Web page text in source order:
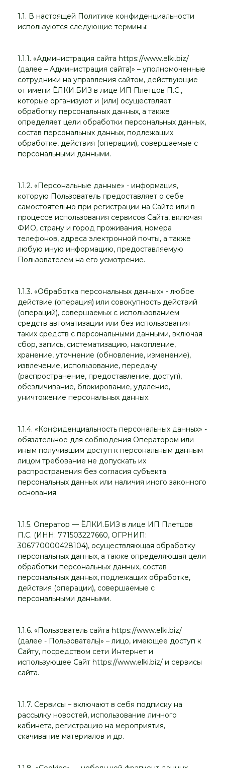
1.1. В настоящей Политике конфиденциальности
используются следующие термины:
1.1.1. «Администрация сайта https://www.elki.biz/
(далее – Администрация сайта)» – уполномоченные
сотрудники на управления сайтом, действующие
от имени ЁЛКИ.БИЗ в лице ИП Плетцов П.С.,
которые организуют и (или) осуществляет
обработку персональных данных, а также
определяет цели обработки персональных данных,
состав персональных данных, подлежащих
обработке, действия (операции), совершаемые с
персональными данными.
1.1.2. «Персональные данные» - информация,
которую Пользователь предоставляет о себе
самостоятельно при регистрации на Сайте или в
процессе использования сервисов Сайта, включая
ФИО, страну и город проживания, номера
телефонов, адреса электронной почты, а также
любую иную информацию, предоставляемую
Пользователем на его усмотрение.
1.1.3. «Обработка персональных данных» - любое
действие (операция) или совокупность действий
(операций), совершаемых с использованием
средств автоматизации или без использования
таких средств с персональными данными, включая
сбор, запись, систематизацию, накопление,
хранение, уточнение (обновление, изменение),
извлечение, использование, передачу
(распространение, предоставление, доступ),
обезличивание, блокирование, удаление,
уничтожение персональных данных.
1.1.4. «Конфиденциальность персональных данных» -
обязательное для соблюдения Оператором или
иным получившим доступ к персональным данным
лицом требование не допускать их
распространения без согласия субъекта
персональных данных или наличия иного законного
основания.
1.1.5. Оператор — ЁЛКИ.БИЗ в лице ИП Плетцов
П.С. (ИНН: 771503227660, ОГРНИП:
306770000428104), осуществляющая обработку
персональных данных, а также определяющая цели
обработки персональных данных, состав
персональных данных, подлежащих обработке,
действия (операции), совершаемые с
персональными данными.
1.1.6. «Пользователь сайта https://www.elki.biz/
(далее - Пользователь)» – лицо, имеющее доступ к
Сайту, посредством сети Интернет и
использующее Сайт https://www.elki.biz/ и сервисы
сайта.
1.1.7. Сервисы – включают в себя подписку на
рассылку новостей, использование личного
кабинета, регистрацию на мероприятия,
скачивание материалов и др.